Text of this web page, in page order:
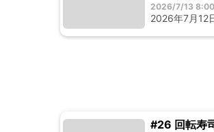
2026/7/13 8:00
2026年7月12
#26 回転寿